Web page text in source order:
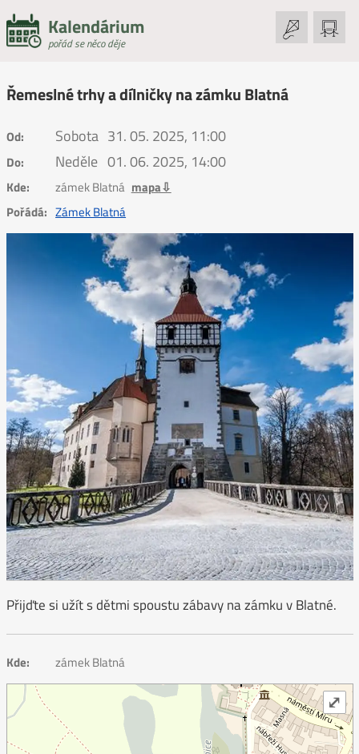
Kalendárium
pořád se něco děje
Řemeslné trhy a dílničky na zámku Blatná
Od: Sobota 31. 05. 2025, 11:00
Do: Neděle 01. 06. 2025, 14:00
Kde: zámek Blatná mapa⇩
Pořádá: Zámek Blatná
Přijďte si užít s dětmi spoustu zábavy na zámku v Blatné.
Kde: zámek Blatná
⤢